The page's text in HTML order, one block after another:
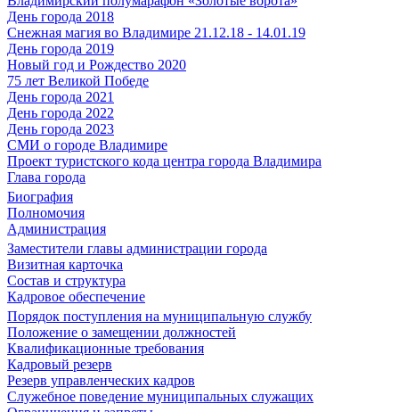
День города 2018
Снежная магия во Владимире 21.12.18 - 14.01.19
День города 2019
Новый год и Рождество 2020
75 лет Великой Победе
День города 2021
День города 2022
День города 2023
СМИ о городе Владимире
Проект туристского кода центра города Владимира
Глава города
Биография
Полномочия
Администрация
Заместители главы администрации города
Визитная карточка
Состав и структура
Кадровое обеспечение
Порядок поступления на муниципальную службу
Положение о замещении должностей
Квалификационные требования
Кадровый резерв
Резерв управленческих кадров
Служебное поведение муниципальных служащих